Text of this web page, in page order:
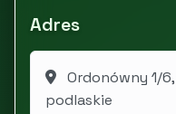
Adres
Ordonówny 1/
podlaskie